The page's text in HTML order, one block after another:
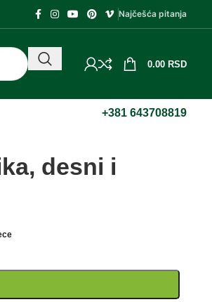
Najčešća pitanja
0.00 RSD
+381 643708819
desni i